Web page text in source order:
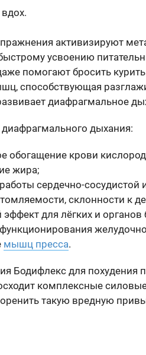
активизируют
усвоению
помогают бросить
способствующая
диафрагмальное
дыхания:
обогащение крови
жира;
сердечно-сосудистой
склонности к
для лёгких и
мышц пресса.
Бодифлекс для похудения
комплексные
такую вредную